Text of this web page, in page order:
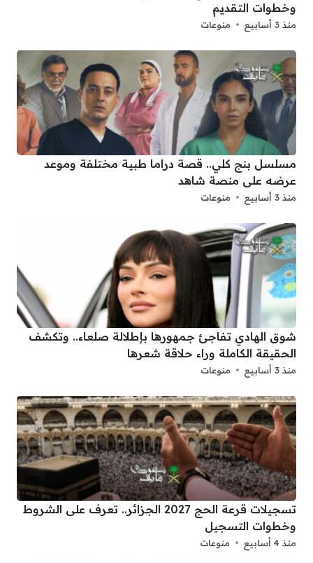
وخطوات التقديم
منذ 3 أسابيع منوعات
مسلسل بنج كلي.. قصة دراما طبية مختلفة وموعد
عرضه على منصة شاهد
منذ 3 أسابيع منوعات
شوق الهادي تفاجئ جمهورها بإطلالة صلعاء.. وتكشف
الحقيقة الكاملة وراء حلاقة شعرها
منذ 3 أسابيع منوعات
تسجيلات قرعة الحج 2027 الجزائر.. تعرف على الشروط
وخطوات التسجيل
منذ 4 أسابيع منوعات